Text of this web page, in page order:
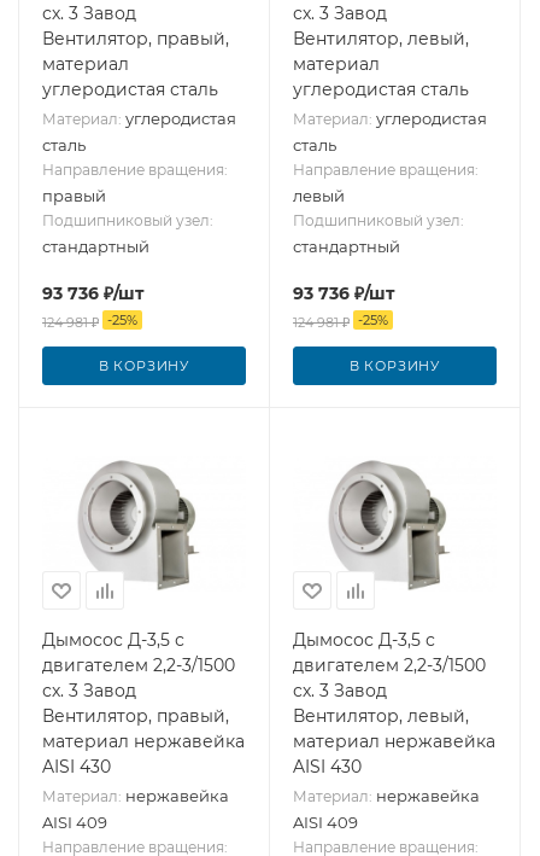
сх. 3 Завод
Вентилятор, правый,
материал
углеродистая сталь
Материал: углеродистая
сталь
Направление вращения:
правый
Подшипниковый узел:
стандартный
93 736 ₽/шт
124 981₽ -25%
В КОРЗИНУ
сх. 3 Завод
Вентилятор, левый,
материал
углеродистая сталь
Материал: углеродистая
сталь
Направление вращения:
левый
Подшипниковый узел:
стандартный
93 736 ₽/шт
124 981₽ -25%
В КОРЗИНУ
Дымосос Д-3,5 с
двигателем 2,2-3/1500
сх. 3 Завод
Вентилятор, правый,
материал нержавейка
AISI 430
Материал: нержавейка
AISI 409
Направление вращения:
Дымосос Д-3,5 с
двигателем 2,2-3/1500
сх. 3 Завод
Вентилятор, левый,
материал нержавейка
AISI 430
Материал: нержавейка
AISI 409
Направление вращения: